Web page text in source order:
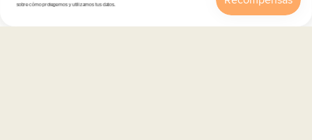
Cuenta Carrito
sobre cómo protegemos y utilizamos tus datos.